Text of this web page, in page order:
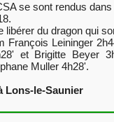
se sont rendus
libérer du dragon qui
François Leininger
et Brigitte Beyer
Muller 4h28'.
Lons-le-Saunier